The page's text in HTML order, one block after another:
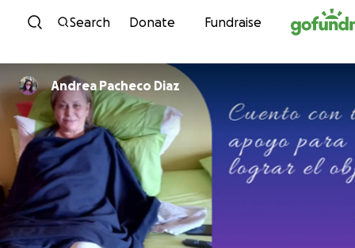
Skip to content
Search Donate Fundraise
Andrea Pacheco Diaz